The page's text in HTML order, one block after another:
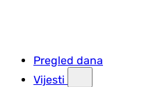
Pregled dana
Vijesti